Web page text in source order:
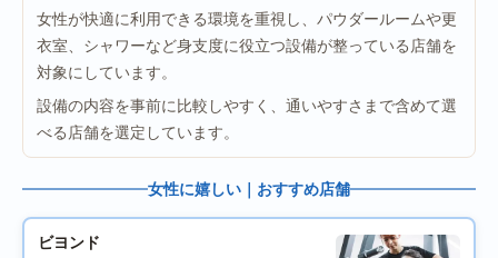
女性が快適に利用できる環境を重視し、パウダールームや更
衣室、シャワーなど身支度に役立つ設備が整っている店舗を
対象にしています。
設備の内容を事前に比較しやすく、通いやすさまで含めて選
べる店舗を選定しています。
女性に嬉しい｜おすすめ店舗
ビヨンド